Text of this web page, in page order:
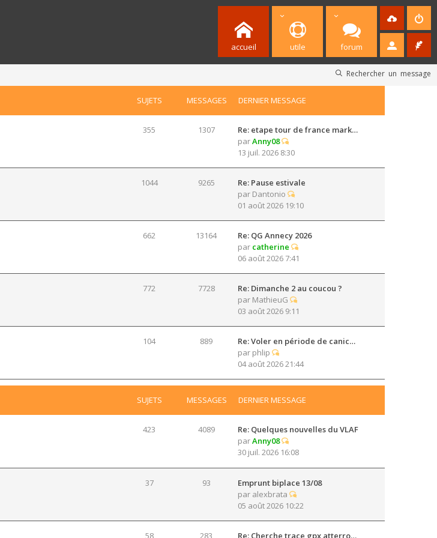
accueil utile forum
Rechercher un message
SUJETS MESSAGES DERNIER MESSAGE
355 1307
Re: etape tour de france mark…
parAnny08
13 juil. 2026 8:30
1044 9265
Re: Pause estivale
par Dantonio
01 août 2026 19:10
662 13164
Re: QG Annecy 2026
par catherine
06 août 2026 7:41
772 7728
Re: Dimanche 2 au coucou ?
par MathieuG
03 août 2026 9:11
104 889
Re: Voler en période de canic…
par phlip
04 août 2026 21:44
SUJETS MESSAGES DERNIER MESSAGE
423 4089
Re: Quelques nouvelles du VLAF
parAnny08
30 juil. 2026 16:08
37 93
Emprunt biplace 13/08
par alexbrata
05 août 2026 10:22
58 283 Re: Cherche trace gpx atterro…